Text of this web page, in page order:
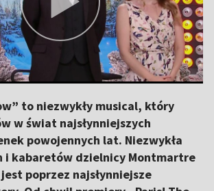
to niezwykły musical, który
w świat najsłynniejszych
powojennych lat. Niezwykła
i kabaretów dzielnicy Montmartre
poprzez najsłynniejsze